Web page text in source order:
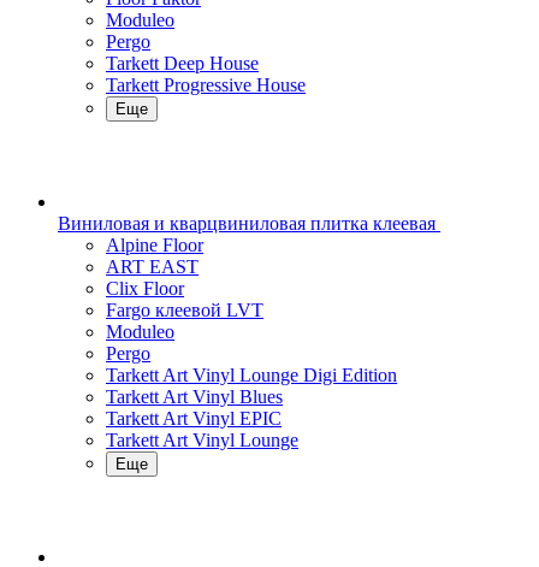
Moduleo
Pergo
Tarkett Deep House
Tarkett Progressive House
Еще
Виниловая и кварцвиниловая плитка клеевая
Alpine Floor
ART EAST
Clix Floor
Fargo клеевой LVT
Moduleo
Pergo
Tarkett Art Vinyl Lounge Digi Edition
Tarkett Art Vinyl Blues
Tarkett Art Vinyl EPIC
Tarkett Art Vinyl Lounge
Еще